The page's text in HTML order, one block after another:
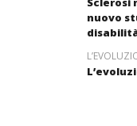
nuovo